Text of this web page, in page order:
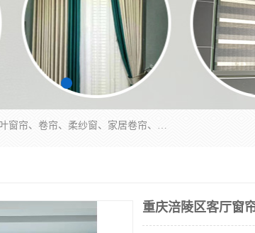
北碚区蔡家岗街道亿家窗帘店长年专业定做窗帘、电动窗帘、百叶窗帘、卷帘、柔纱窗、家居卷帘、香格里拉帘、垂直帘、等等，软包、各种形状软包硬包，墙布、素色、绣花、硅藻泥、高精密各种墙布，免费测量、免费安装，欢迎咨询
重庆涪陵区客厅窗